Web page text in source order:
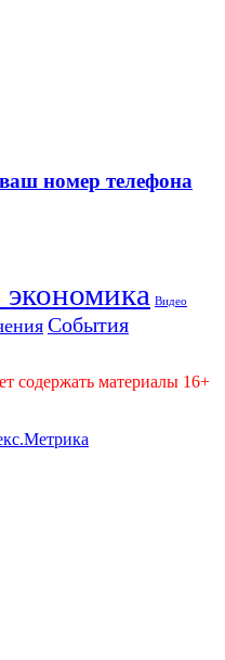
номер телефона
Видео
События
содержать материалы 16+